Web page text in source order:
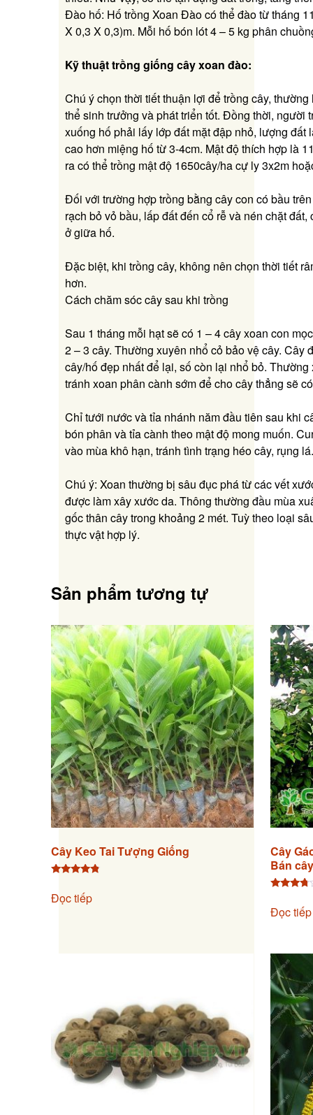
Đào hố: Hố trồng Xoan Đào có thể đào từ tháng
X 0,3 X 0,3)m. Mỗi hố bón lót 4 – 5 kg phân
Kỹ thuật trồng giống cây xoan đào:
Chú ý chọn thời tiết thuận lợi để trồng cây,
thể sinh trưởng và phát triển tốt. Đồng thời, người
xuống hố phải lấy lớp đất mặt đập nhỏ, lượng đất
cao hơn miệng hố từ 3-4cm. Mật độ thích hợp là
ra có thể trồng mật độ 1650cây/ha cự ly 3x2m
Đối với trường hợp trồng bằng cây con có bầu
rạch bỏ vỏ bầu, lấp đất đến cổ rễ và nén chặt
ở giữa hố.
Đặc biệt, khi trồng cây, không nên chọn thời tiết
hơn.
Cách chăm sóc cây sau khi trồng
Sau 1 tháng mỗi hạt sẽ có 1 – 4 cây xoan con
2 – 3 cây. Thường xuyên nhổ cỏ bảo vệ cây. Cây
cây/hố đẹp nhất để lại, số còn lại nhổ bỏ.
tránh xoan phân cành sớm để cho cây thẳng sẽ
Chỉ tưới nước và tỉa nhánh năm đầu tiên sau khi
bón phân và tỉa cành theo mật độ mong muốn.
vào mùa khô hạn, tránh tình trạng héo cây, rụng lá.
Chú ý: Xoan thường bị sâu đục phá từ các vết
được làm xây xước da. Thông thường đầu mùa
gốc thân cây trong khoảng 2 mét. Tuỳ theo loại
thực vật hợp lý.
Sản phẩm tương tự
Cây Keo Tai Tượng Giống
4.60
Đọc tiếp
Cây
Bán
xếp hạng
3.60
Đọc tiếp